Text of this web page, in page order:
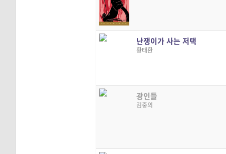
난쟁이가 사는 저택
황태환
광인들
김중의